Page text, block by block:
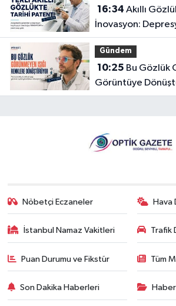
16:34
İnovasyon:
Gözlüğe
Gündem
10:25
Görüntüye
Nöbetçi Eczaneler Hava
İstanbul Namaz Vakitleri Trafik
Puan Durumu ve Fikstür Tüm
Son Dakika Haberleri